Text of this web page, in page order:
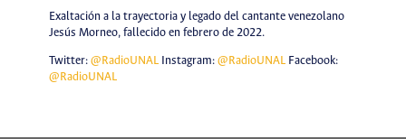
Exaltación a la trayectoria y legado del cantante venezolano
Jesús Morneo, fallecido en febrero de 2022.
Twitter: @RadioUNALInstagram: @RadioUNALFacebook:
@RadioUNAL